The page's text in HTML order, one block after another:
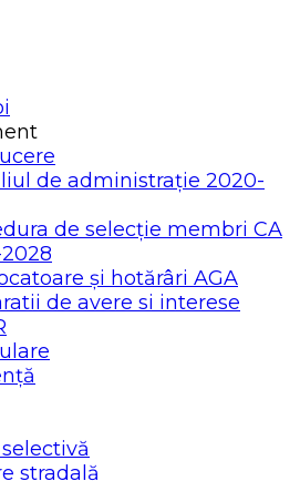
de administrație 2020-
de selecție membri CA
și hotărâri AGA
de avere si interese
stradală